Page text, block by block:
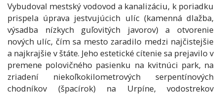
Vybudoval mestský vodovod a kanalizáciu, k poriadku
prispela úprava jestvujúcich ulíc (kamenná dlažba,
výsadba nízkych guľovitých javorov) a otvorenie
nových ulíc, čím sa mesto zaradilo medzi najčistejšie
a najkrajšie v štáte. Jeho estetické cítenie sa prejavilo v
premene polovičného pasienku na kvitnúci park, na
zriadení niekoľkokilometrových serpentínových
chodníkov (špacírok) na Urpíne, vodostrekov